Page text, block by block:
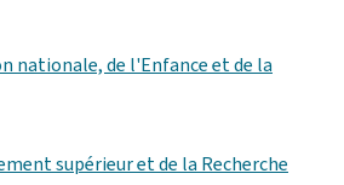
nationale, de l'Enfance et de la
supérieur et de la Recherche